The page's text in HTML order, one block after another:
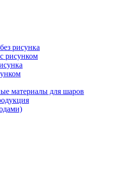
рисунка
рисунком
материалы для шаров